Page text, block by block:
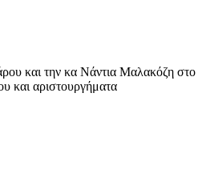
και την κα Νάντια Μαλακόζη στο
και αριστουργήματα